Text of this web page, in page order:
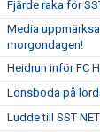
Fjärde raka för
Media
morgondagen!
Heidrun inför FC
Lönsboda på
Ludde till SST